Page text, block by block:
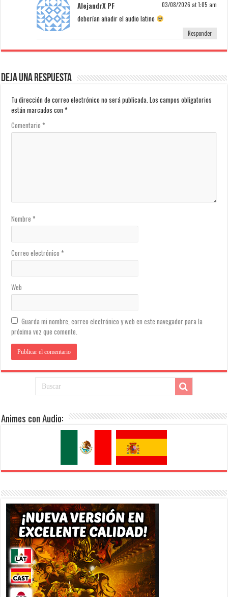
AlejandrX PF 03/08/2026 at 1:05 am
deberían añadir el audio latino
Responder
Deja una respuesta
Tu dirección de correo electrónico no será publicada. Los campos obligatorios
están marcados con*
Comentario*
Nombre*
Correo electrónico*
Web
Guarda mi nombre, correo electrónico y web en este navegador para la
próxima vez que comente.
Animes con Audio: